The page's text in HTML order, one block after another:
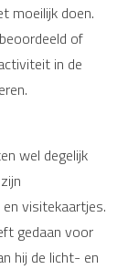
moeilijk doen.
of
in de
wel degelijk
visitekaartjes.
gedaan voor
hij de licht- en